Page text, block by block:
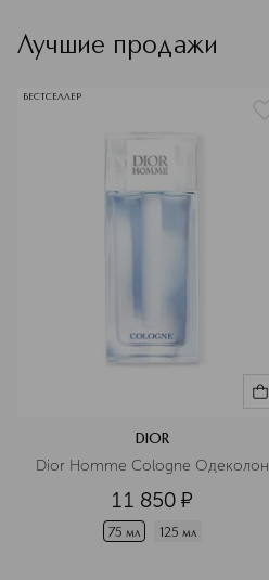
Лучшие продажи
БЕСТСЕЛЛЕР
DIOR
Dior Homme Cologne Одеколон
11 850 ¤
75 мл 125 мл